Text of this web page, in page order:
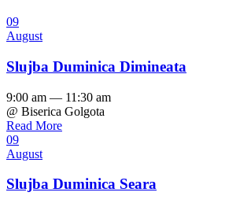
09
August
Slujba Duminica Dimineata
9:00 am — 11:30 am
@ Biserica Golgota
Read More
09
August
Slujba Duminica Seara